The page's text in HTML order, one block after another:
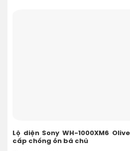
Lộ diện Sony WH-1000XM6
cấp chống ồn bá chủ